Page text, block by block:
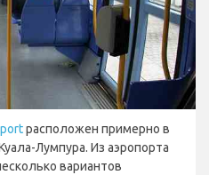
расположен примерно в
Лумпура. Из аэропорта
вариантов